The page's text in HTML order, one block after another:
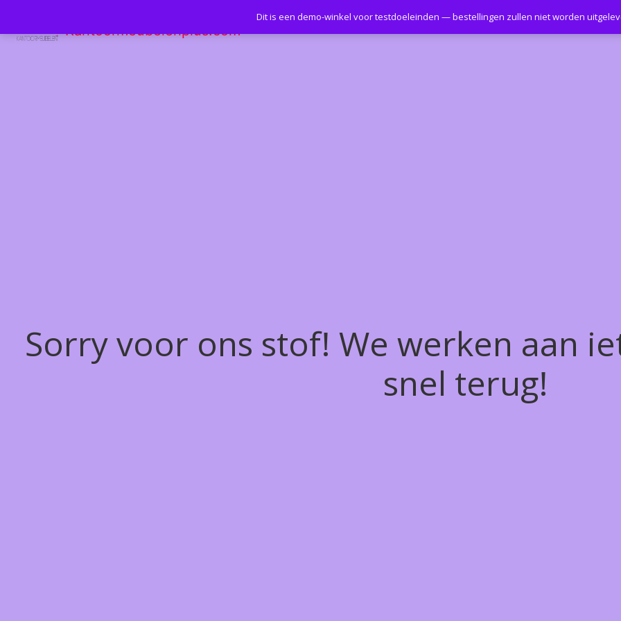
Kantoormeubelenplus.com
Sorry voor ons stof! We werken aan
snel terug!
Dit is een demo-winkel voor testdoeleinden — bestellingen zullen niet worden